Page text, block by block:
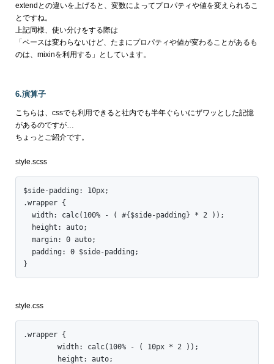
extendとの違いを上げると、変数によってプロパティや値を変えられるこ
とですね。
上記同様、使い分けをする際は
「ベースは変わらないけど、たまにプロパティや値が変わることがあるも
のは、mixinを利用する」としています。
6.演算子
こちらは、cssでも利用できると社内でも半年ぐらいにザワッとした記憶
があるのですが…
ちょっとご紹介です。
style.scss
$side-padding: 10px;
.wrapper {
  width: calc(100% - ( #{$side-padding} * 2 ));
  height: auto;
  margin: 0 auto;
  padding: 0 $side-padding;
}
style.css
.wrapper {